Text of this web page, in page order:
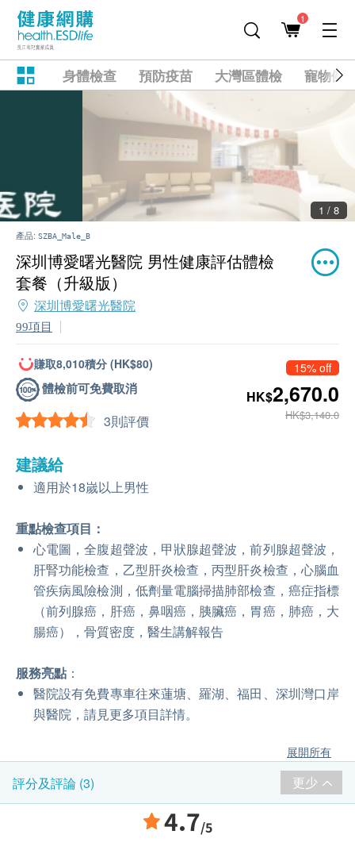
1
身體檢查 預防疫苗 大灣區體檢 寵物健
2 / 8
產品: SZBA_Male_B
深圳博愛曙光醫院 男性健康評估體檢
套餐（升級版）
深圳博愛曙光醫院
99項目
賺取8,010積分 (HK$80)
體檢前可免費取消
3則評價
15% off
HK$2,670.0
HK$3,140.0
建議給
適用於18嵗以上男性
重點檢查項目：
心電圖，全腹超聲波，甲狀腺超聲波，前列腺超聲波，
肝腎功能檢查，乙型肝炎檢查，丙型肝炎檢查，心腦血
管疾病風險檢測，低劑量電腦掃描肺部檢查，癌症指標
（前列腺癌，肝癌，鼻咽癌，胰臟癌，胃癌，肺癌，大
腸癌），骨質密度，醫生講解報告
服務亮點 ：
醫院設有免費專車往來蓮塘、羅湖、福田、深圳灣口岸
與醫院，請見更多項目詳情。
展開所有
評分及評論 (3) 更少
4.7/5